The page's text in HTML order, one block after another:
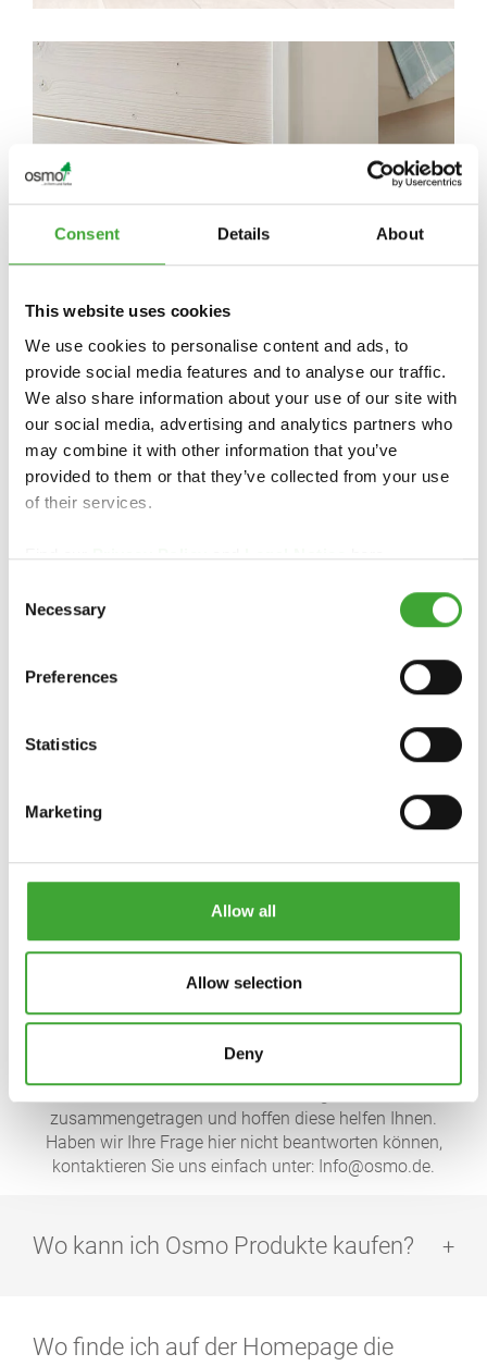
Consent Details About
This website uses cookies
We use cookies to personalise content and ads, to
provide social media features and to analyse our traffic.
We also share information about your use of our site with
our social media, advertising and analytics partners who
may combine it with other information that you’ve
provided to them or that they’ve collected from your use
of their services.
Find ourPrivacy PolicyandLegal Noticehere.
Selection
Necessary
Preferences
Statistics
Marketing
Allow all
Allow selection
Deny
MEUBELS
WANDEN & PLAFONDS
FRAGEN UND
ANTWORTEN
zusammengetragen und hoffen diese helfen Ihnen.
Haben wir Ihre Frage hier nicht beantworten können,
kontaktieren Sie uns einfach unter: Info@osmo.de.
Wo kann ich Osmo Produkte kaufen?
lagerhaltenden Fachhandel oder aber im
Kleinsortiment über Baumärkte. Einen Direktvertrieb an
Wo finde ich auf der Homepage die